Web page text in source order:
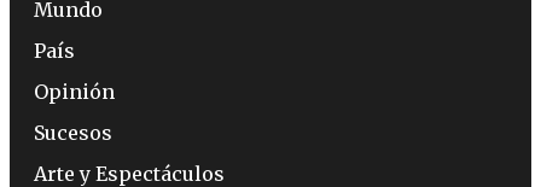
Mundo
País
Opinión
Sucesos
Arte y Espectáculos